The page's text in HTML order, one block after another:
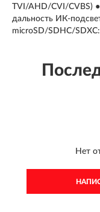
TVI/AHD/CVI/CVBS)
дальность ИК-
microSD/SDHC/
Нет